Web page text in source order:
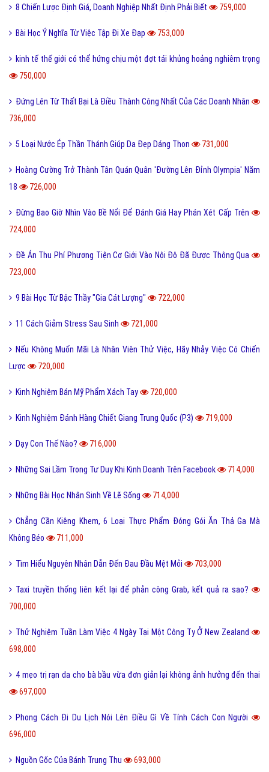
8 Chiến Lược Định Giá, Doanh Nghiệp Nhất Định Phải Biết 759,000
Bài Học Ý Nghĩa Từ Việc Tập Đi Xe Đạp 753,000
kinh tế thế giới có thể hứng chịu một đợt tái khủng hoảng nghiêm trọng
750,000
Đứng Lên Từ Thất Bại Là Điều Thành Công Nhất Của Các Doanh Nhân
736,000
5 Loại Nước Ép Thần Thánh Giúp Da Đẹp Dáng Thon 731,000
Hoàng Cường Trở Thành Tân Quán Quân 'Đường Lên Đỉnh Olympia' Năm
18
726,000
Đừng Bao Giờ Nhìn Vào Bề Nổi Để Đánh Giá Hay Phán Xét Cấp Trên
724,000
Đề Án Thu Phí Phương Tiện Cơ Giới Vào Nội Đô Đã Được Thông Qua
723,000
9 Bài Học Từ Bậc Thầy "Gia Cát Lượng" 722,000
11 Cách Giảm Stress Sau Sinh 721,000
Nếu Không Muốn Mãi Là Nhân Viên Thử Việc, Hãy Nhảy Việc Có Chiến
Lược
720,000
Kinh Nghiệm Bán Mỹ Phẩm Xách Tay 720,000
Kinh Nghiệm Đánh Hàng Chiết Giang Trung Quốc (P3) 719,000
Dạy Con Thế Nào? 716,000
Những Sai Lầm Trong Tư Duy Khi Kinh Doanh Trên Facebook 714,000
Những Bài Học Nhân Sinh Về Lẽ Sống 714,000
Chẳng Cần Kiêng Khem, 6 Loại Thực Phẩm Đóng Gói Ăn Thả Ga Mà
Không Béo
711,000
Tìm Hiểu Nguyên Nhân Dẫn Đến Đau Đầu Mệt Mỏi 703,000
Taxi truyền thống liên kết lại để phản công Grab, kết quả ra sao?
700,000
Thử Nghiệm Tuần Làm Việc 4 Ngày Tại Một Công Ty Ở New Zealand
698,000
4 mẹo trị rạn da cho bà bầu vừa đơn giản lại không ảnh hưởng đến thai
697,000
Phong Cách Đi Du Lịch Nói Lên Điều Gì Về Tính Cách Con Người
696,000
Nguồn Gốc Của Bánh Trung Thu 693,000